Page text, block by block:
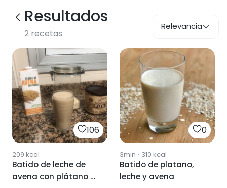
Resultados
2 recetas
Relevancia
106
209 kcal
Batido de leche de
avena con plátano y
0
3min · 310 kcal
Batido de platano,
leche y avena